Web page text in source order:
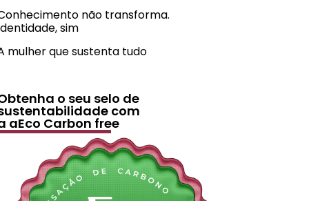
não transforma.
sim
mulher que sustenta tudo
o seu selo de
com
aEco Carbon free